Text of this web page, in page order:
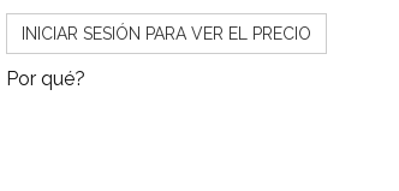
INICIAR SESIÓN PARA VER EL PRECIO
Por qué?